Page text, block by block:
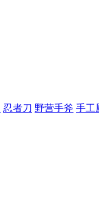
忍者刀 野营手斧 手工